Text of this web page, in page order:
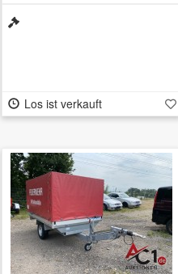
Los ist verkauft